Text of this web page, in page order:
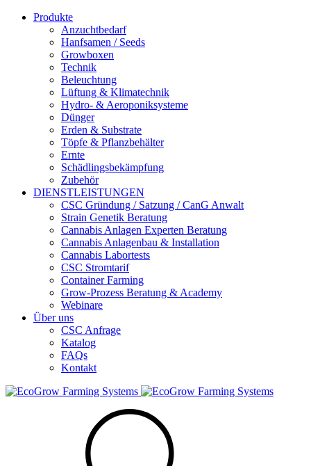
Produkte
Anzuchtbedarf
Hanfsamen / Seeds
Growboxen
Technik
Beleuchtung
Lüftung & Klimatechnik
Hydro- & Aeroponiksysteme
Dünger
Erden & Substrate
Töpfe & Pflanzbehälter
Ernte
Schädlingsbekämpfung
Zubehör
DIENSTLEISTUNGEN
CSC Gründung / Satzung / CanG Anwalt
Strain Genetik Beratung
Cannabis Anlagen Experten Beratung
Cannabis Anlagenbau & Installation
Cannabis Labortests
CSC Stromtarif
Container Farming
Grow-Prozess Beratung & Academy
Webinare
Über uns
CSC Anfrage
Katalog
FAQs
Kontakt